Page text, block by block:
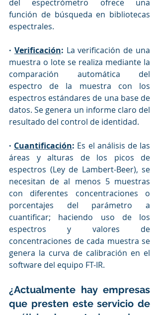
del espectrómetro ofrece una
función de búsqueda en bibliotecas
espectrales.
· Verificación: La verificación de una
muestra o lote se realiza mediante la
comparación automática del
espectro de la muestra con los
espectros estándares de una base de
datos. Se genera un informe claro del
resultado del control de identidad.
· Cuantificación: Es el análisis de las
áreas y alturas de los picos de
espectros (Ley de Lambert-Beer), se
necesitan de al menos 5 muestras
con diferentes concentraciones o
porcentajes del parámetro a
cuantificar; haciendo uso de los
espectros y valores de
concentraciones de cada muestra se
genera la curva de calibración en el
software del equipo FT-IR.
¿Actualmente hay empresas
que presten este servicio de